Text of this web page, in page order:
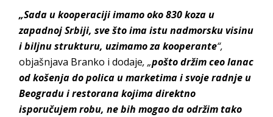
„Sada u kooperaciji imamo oko 830 koza u
zapadnoj Srbiji, sve što ima istu nadmorsku visinu
i biljnu strukturu, uzimamo za kooperante“,
objašnjava Branko i dodaje, „pošto držim ceo lanac
od košenja do polica u marketima i svoje radnje u
Beogradu i restorana kojima direktno
isporučujem robu, ne bih mogao da održim tako